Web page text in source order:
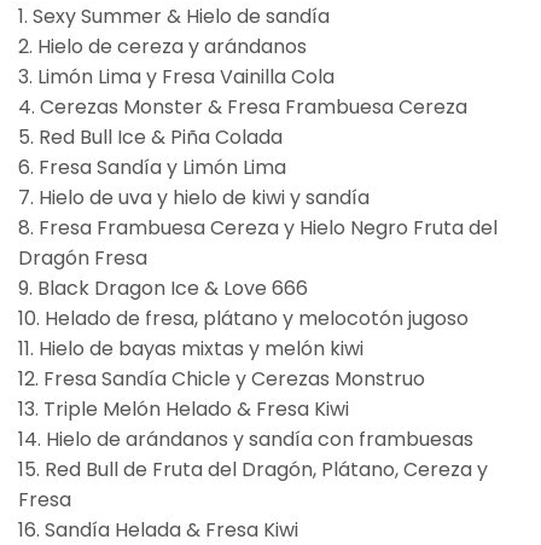
1. Sexy Summer & Hielo de sandía
2. Hielo de cereza y arándanos
3. Limón Lima y Fresa Vainilla Cola
4. Cerezas Monster & Fresa Frambuesa Cereza
5. Red Bull Ice & Piña Colada
6. Fresa Sandía y Limón Lima
7. Hielo de uva y hielo de kiwi y sandía
8. Fresa Frambuesa Cereza y Hielo Negro Fruta del
Dragón Fresa
9. Black Dragon Ice & Love 666
10. Helado de fresa, plátano y melocotón jugoso
11. Hielo de bayas mixtas y melón kiwi
12. Fresa Sandía Chicle y Cerezas Monstruo
13. Triple Melón Helado & Fresa Kiwi
14. Hielo de arándanos y sandía con frambuesas
15. Red Bull de Fruta del Dragón, Plátano, Cereza y
Fresa
16. Sandía Helada & Fresa Kiwi